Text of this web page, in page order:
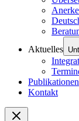
Aktuelles
Publikationen
Kontakt